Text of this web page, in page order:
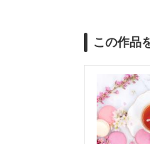
この作品